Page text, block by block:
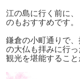
江の島に行く前に
のもおすすめです。
鎌倉の小町通りで
の大仏も拝みに行
観光を堪能すること